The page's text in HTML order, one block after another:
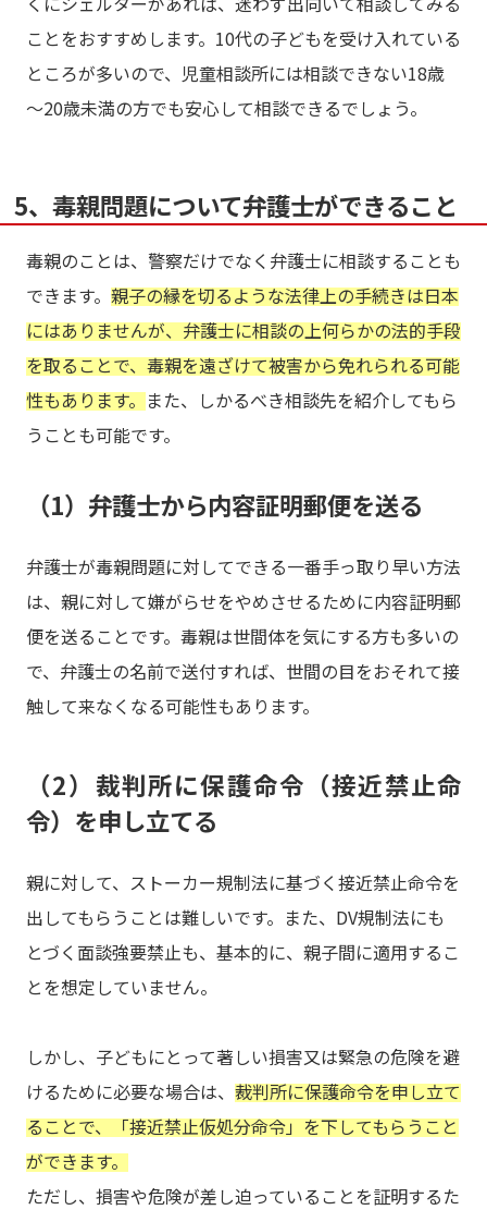
ことをおすすめします。10代の子どもを受け入れている
ところが多いので、児童相談所には相談できない18歳
～20歳未満の方でも安心して相談できるでしょう。
5、毒親問題について弁護士ができること
毒親のことは、警察だけでなく弁護士に相談することも
できます。 親子の縁を切るような法律上の手続きは日本
にはありませんが、弁護士に相談の上何らかの法的手段
を取ることで、毒親を遠ざけて被害から免れられる可能
性もあります。また、しかるべき相談先を紹介してもら
うことも可能です。
（1）弁護士から内容証明郵便を送る
弁護士が毒親問題に対してできる一番手っ取り早い方法
は、親に対して嫌がらせをやめさせるために内容証明郵
便を送ることです。毒親は世間体を気にする方も多いの
で、弁護士の名前で送付すれば、世間の目をおそれて接
触して来なくなる可能性もあります。
（2）裁判所に保護命令（接近禁止命
令）を申し立てる
親に対して、ストーカー規制法に基づく接近禁止命令を
出してもらうことは難しいです。また、DV規制法にも
とづく面談強要禁止も、基本的に、親子間に適用するこ
とを想定していません。
しかし、子どもにとって著しい損害又は緊急の危険を避
けるために必要な場合は、 裁判所に保護命令を申し立て
ることで、「接近禁止仮処分命令」を下してもらうこと
ができます。
ただし、損害や危険が差し迫っていることを証明するた